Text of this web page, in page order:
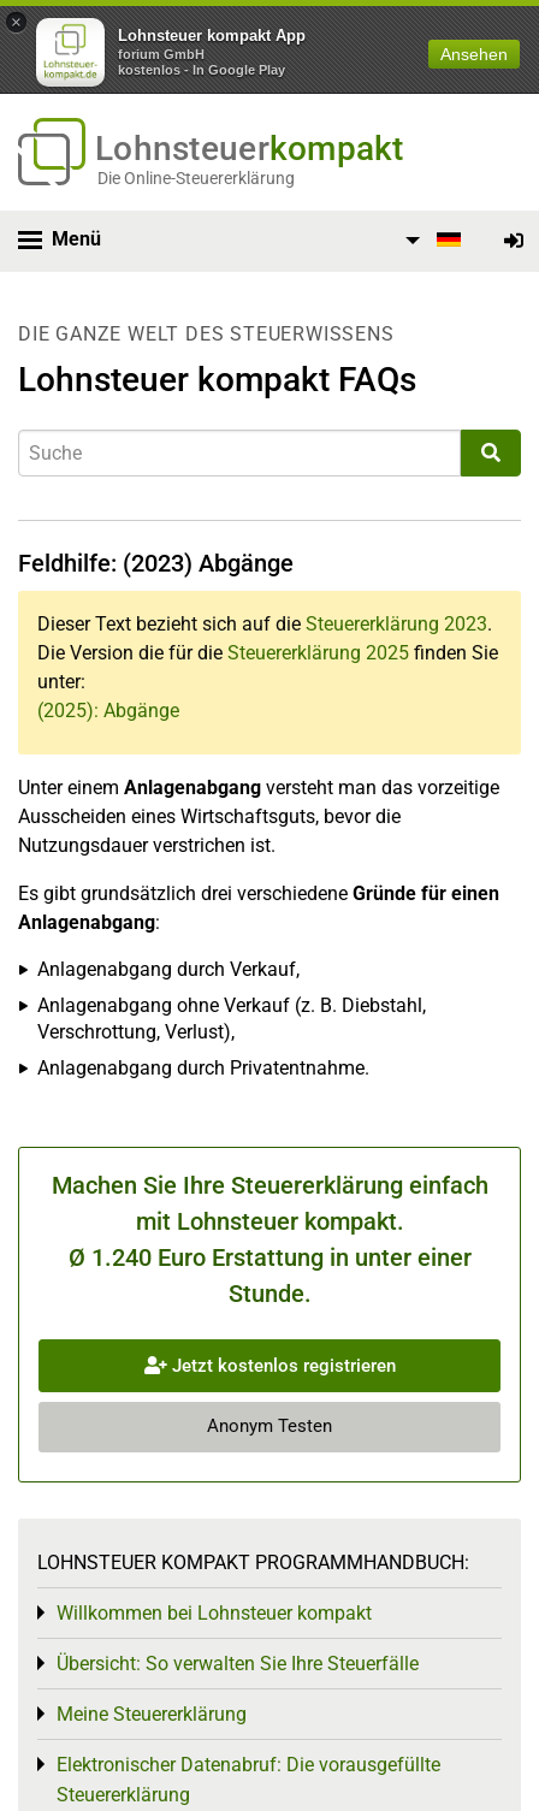
×
Lohnsteuer kompakt App
forium GmbH
kostenlos - In Google Play
Ansehen
Lohnsteuerkompakt
Die Online-Steuererklärung
Menü
DIE GANZE WELT DES STEUERWISSENS
Lohnsteuer kompakt FAQs
Feldhilfe: (2023) Abgänge
Dieser Text bezieht sich auf die Steuererklärung 2023.
Die Version die für die Steuererklärung 2025 finden Sie
unter:
(2025): Abgänge
Unter einem Anlagenabgang versteht man das vorzeitige
Ausscheiden eines Wirtschaftsguts, bevor die
Nutzungsdauer verstrichen ist.
Es gibt grundsätzlich drei verschiedene Gründe für einen
Anlagenabgang:
Anlagenabgang durch Verkauf,
Anlagenabgang ohne Verkauf (z. B. Diebstahl,
Verschrottung, Verlust),
Anlagenabgang durch Privatentnahme.
Machen Sie Ihre Steuererklärung einfach
mit Lohnsteuer kompakt.
Ø 1.240 Euro Erstattung in unter einer
Stunde.
Jetzt kostenlos registrieren
Anonym Testen
LOHNSTEUER KOMPAKT PROGRAMMHANDBUCH:
Willkommen bei Lohnsteuer kompakt
Toggle menu
Übersicht: So verwalten Sie Ihre Steuerfälle
Toggle menu
Meine Steuererklärung
Toggle menu
Elektronischer Datenabruf: Die vorausgefüllte
Steuererklärung
Toggle menu